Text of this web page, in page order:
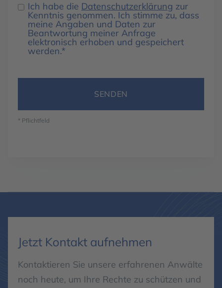
Ich habe die Datenschutzerklärung zur
Kenntnis genommen. Ich stimme zu, dass
meine Angaben und Daten zur
Beantwortung meiner Anfrage
elektronisch erhoben und gespeichert
werden.*
* Pflichtfeld
Jetzt Kontakt aufnehmen
Kontaktieren Sie unsere erfahrenen Anwälte
noch heute, um Ihre Rechte zu schützen und